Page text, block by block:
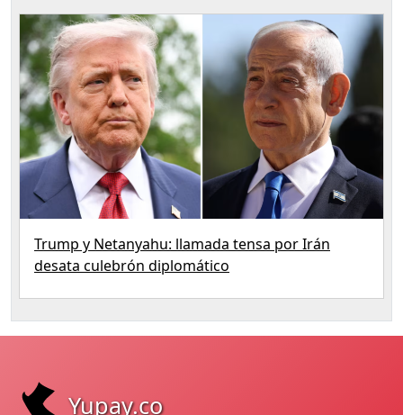
Trump y Netanyahu: llamada tensa por Irán
desata culebrón diplomático
Yupay.co